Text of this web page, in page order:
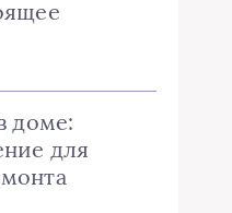
доме:
для